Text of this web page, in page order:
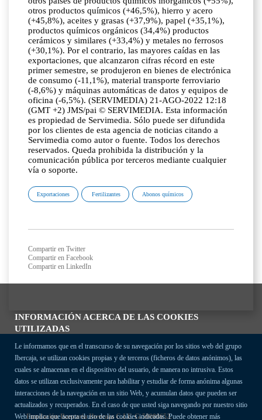
INFORMACIÓN ACERCA DE LAS COOKIES
UTILIZADAS
Le informamos que en el transcurso de su navegación por los sitios web del grupo
Ibercaja, se utilizan cookies propias y de terceros (ficheros de datos anónimos), las
cuales se almacenan en el dispositivo del usuario, de manera no intrusiva. Estos
datos se utilizan exclusivamente para habilitar y estudiar de forma anónima algunas
interacciones de la navegación en un sitio Web, y acumulan datos que pueden ser
actualizados y recuperados. En el caso de que usted siga navegando por nuestro sitio
Web implica que acepta el uso de las cookies indicadas. Puede obtener más
otros productos químicos (+46,5%), hierro y acero
(+45,8%), aceites y grasas (+37,9%), papel (+35,1%),
productos químicos orgánicos (34,4%) productos
cerámicos y similares (+33,4%) y metales no ferrosos
(+30,1%). Por el contrario, las mayores caídas en las
exportaciones, que alcanzaron cifras récord en este
primer semestre, se produjeron en bienes de electrónica
de consumo (-11,1%), material transporte ferroviario
(-8,6%) y máquinas automáticas de datos y equipos de
oficina (-6,5%). (SERVIMEDIA) 21-AGO-2022 12:18
(GMT +2) JMS/pai © SERVIMEDIA. Esta información
es propiedad de Servimedia. Sólo puede ser difundida
por los clientes de esta agencia de noticias citando a
Servimedia como autor o fuente. Todos los derechos
reservados. Queda prohibida la distribución y la
comunicación pública por terceros mediante cualquier
vía o soporte.
Exportaciones Fertilizantes Abonos químicos
Compartir en Twitter
Compartir en Facebook
Compartir en LinkedIn
Fundación Bancaria Ibercaja C.I.F. G-50000652.